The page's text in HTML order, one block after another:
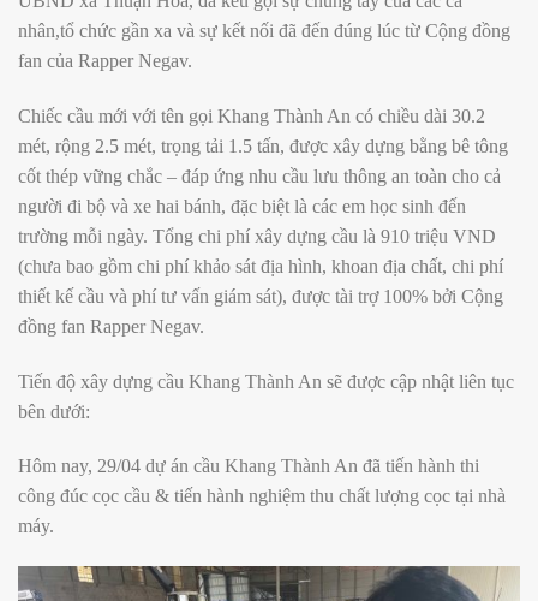
nhân,tổ chức gần xa và sự kết nối đã đến đúng lúc từ Cộng đồng
fan của Rapper Negav.
Chiếc cầu mới với tên gọi Khang Thành An có chiều dài 30.2
mét, rộng 2.5 mét, trọng tải 1.5 tấn, được xây dựng bằng bê tông
cốt thép vững chắc – đáp ứng nhu cầu lưu thông an toàn cho cả
người đi bộ và xe hai bánh, đặc biệt là các em học sinh đến
trường mỗi ngày. Tổng chi phí xây dựng cầu là 910 triệu VND
(chưa bao gồm chi phí khảo sát địa hình, khoan địa chất, chi phí
thiết kế cầu và phí tư vấn giám sát), được tài trợ 100% bởi Cộng
đồng fan Rapper Negav.
Tiến độ xây dựng cầu Khang Thành An sẽ được cập nhật liên tục
bên dưới:
Hôm nay, 29/04 dự án cầu Khang Thành An đã tiến hành thi
công đúc cọc cầu & tiến hành nghiệm thu chất lượng cọc tại nhà
máy.